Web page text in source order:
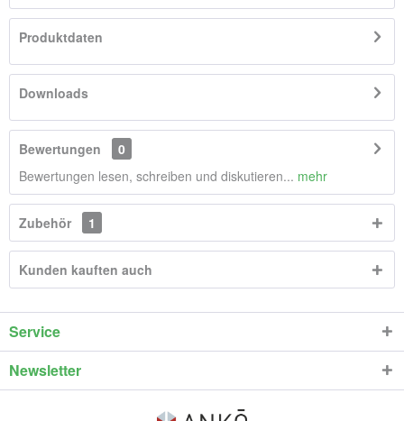
Produktdaten
Downloads
Bewertungen
0
Bewertungen lesen, schreiben und diskutieren... mehr
Zubehör 1
Kunden kauften auch
Service
Newsletter